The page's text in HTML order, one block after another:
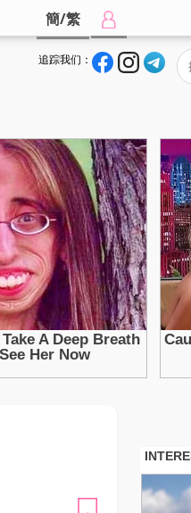
簡/繁
追踪我们：